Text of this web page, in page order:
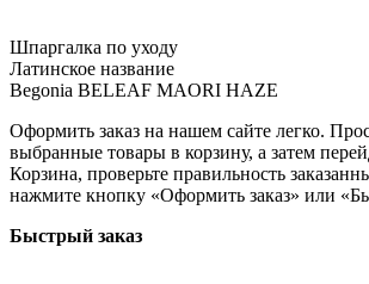
Шпаргалка по уходу
Латинское название
Begonia BELEAF MAORI HAZE
Оформить заказ на нашем сайте легко.
выбранные товары в корзину, а затем
Корзина, проверьте правильность
нажмите кнопку «Оформить заказ» или
Быстрый заказ